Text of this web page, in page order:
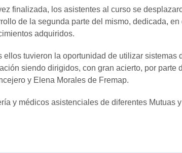
finalizada, los asistentes al curso se
de la segunda parte del mismo, dedicada,
adquiridos.
ellos tuvieron la oportunidad de utilizar sistemas
siendo dirigidos, con gran acierto, por parte
y Elena Morales de Fremap.
y médicos asistenciales de diferentes Mutuas